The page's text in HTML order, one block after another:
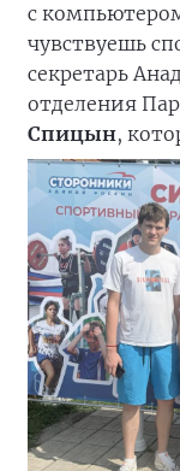
с
чувствуешь
секретарь
отделения
Спицын,